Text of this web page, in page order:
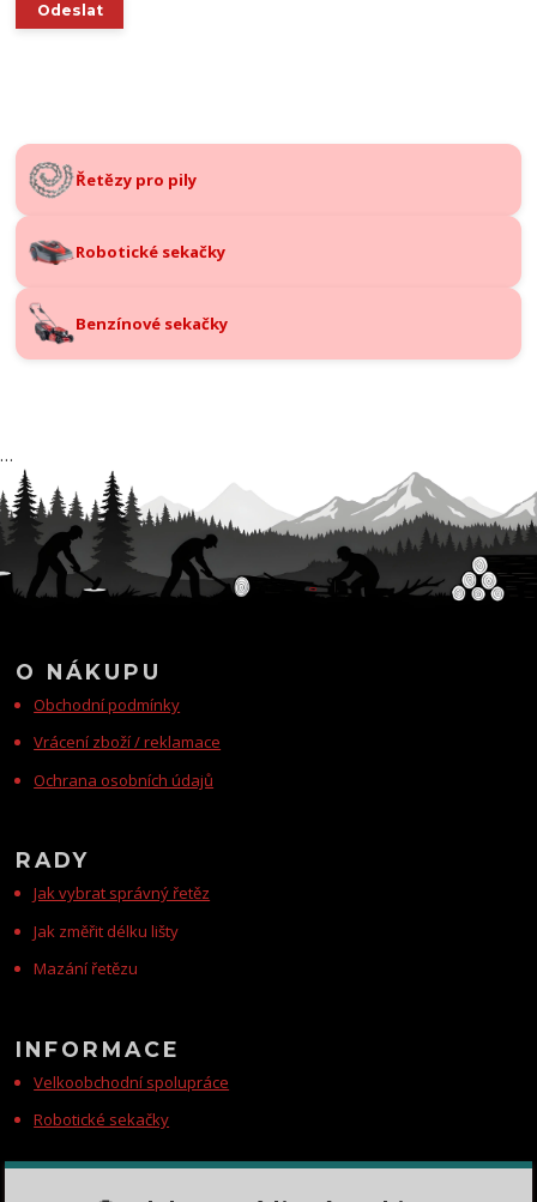
Řetězy pro pily
Robotické sekačky
Benzínové sekačky
O NÁKUPU
Obchodní podmínky
Vrácení zboží / reklamace
Ochrana osobních údajů
RADY
Jak vybrat správný řetěz
Jak změřit délku lišty
Mazání řetězu
INFORMACE
Velkoobchodní spolupráce
Robotické sekačky
…